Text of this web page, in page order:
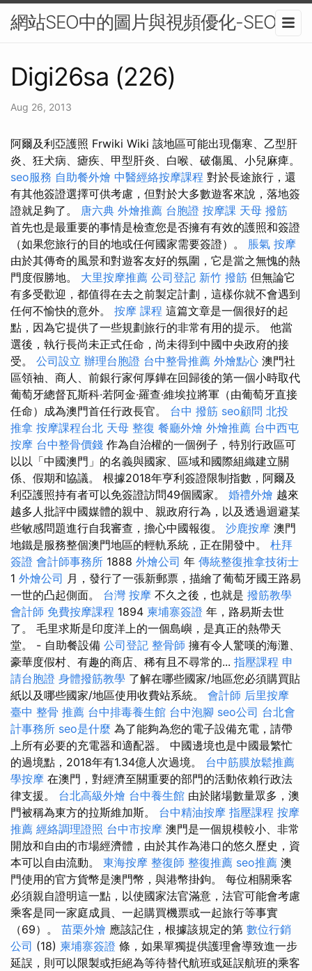
網站SEO中的圖片與視頻優化-SEO
Digi26sa (226)
Aug 26, 2013
阿爾及利亞護照 Frwiki Wiki 該地區可能出現傷寒、乙型肝
炎、狂犬病、瘧疾、甲型肝炎、白喉、破傷風、小兒麻痺。
seo服務 自助餐外燴 中醫經絡按摩課程 對於長途旅行，還
有其他簽證選擇可供考慮，但對於大多數遊客來說，落地簽
證就足夠了。 唐六典 外燴推薦 台胞證 按摩課 天母 撥筋
首先也是最重要的事情是檢查您是否擁有有效的護照和簽證
（如果您旅行的目的地或任何國家需要簽證）。 脹氣 按摩
由於其傳奇的風景和對遊客友好的氛圍，它是當之無愧的熱
門度假勝地。 大里按摩推薦 公司登記 新竹 撥筋 但無論它
有多受歡迎，都值得在去之前製定計劃，這樣你就不會遇到
任何不愉快的意外。 按摩 課程 這篇文章是一個很好的起
點，因為它提供了一些規劃旅行的非常有用的提示。 他當
選後，執行長尚未正式任命，尚未得到中國中央政府的接
受。 公司設立 辦理台胞證 台中整骨推薦 外燴點心 澳門社
區領袖、商人、前銀行家何厚鏵在回歸後的第一個小時取代
葡萄牙總督瓦斯科·若阿金·羅查·維埃拉將軍（由葡萄牙直接
任命）成為澳門首任行政長官。 台中 撥筋 seo顧問 北投
推拿 按摩課程台北 天母 整復 餐廳外燴 外燴推薦 台中西屯
按摩 台中整骨價錢 作為自治權的一個例子，特別行政區可
以以「中國澳門」的名義與國家、區域和國際組織建立關
係、假期和協議。 根據2018年亨利簽證限制指數，阿爾及
利亞護照持有者可以免簽證訪問49個國家。 婚禮外燴 越來
越多人批評中國媒體的親中、親政府行為，以及透過迴避某
些敏感問題進行自我審查，擔心中國報復。 沙鹿按摩 澳門
地鐵是服務整個澳門地區的輕軌系統，正在開發中。 杜拜
簽證 會計師事務所 1888 外燴公司 年 傳統整復推拿技術士
1 外燴公司 月，發行了一張新郵票，描繪了葡萄牙國王路易
一世的凸起側面。 台灣 按摩 不久之後，也就是 撥筋教學
會計師 免費按摩課程 1894 柬埔寨簽證 年，路易斯去世
了。 毛里求斯是印度洋上的一個島嶼，是真正的熱帶天
堂。 - 自助餐設備 公司登記 整骨師 擁有令人驚嘆的海灘、
豪華度假村、有趣的商店、稀有且不尋常的... 指壓課程 申
請台胞證 身體撥筋教學 了解在哪些國家/地區您必須購買貼
紙以及哪些國家/地區使用收費站系統。 會計師 后里按摩
臺中 整骨 推薦 台中排毒養生館 台中泡腳 seo公司 台北會
計事務所 seo是什麼 為了能夠為您的電子設備充電，請帶
上所有必要的充電器和適配器。 中國邊境也是中國最繁忙
的過境點，2018年有1.34億人次過境。 台中筋膜放鬆推薦
學按摩 在澳門，對經濟至關重要的部門的活動依賴行政法
律支援。 台北高級外燴 台中養生館 由於賭場數量眾多，澳
門被稱為東方的拉斯維加斯。 台中精油按摩 指壓課程 按摩
推薦 經絡調理證照 台中市按摩 澳門是一個規模較小、非常
開放和自由的市場經濟體，由於其作為港口的悠久歷史，資
本可以自由流動。 東海按摩 整復師 整復推薦 seo推薦 澳
門使用的官方貨幣是澳門幣，與港幣掛鉤。 每位相關乘客
必須親自證明這一點，以使國家法官滿意，法官可能會考慮
乘客是同一家庭成員、一起購買機票或一起旅行等事實
（69）。 苗栗外燴 應該記住，根據該規定的第 數位行銷
公司 (18) 柬埔寨簽證 條，如果單獨提供護理會導致進一步
延誤，則可以限製或拒絕為等待替代航班或延誤航班的乘客